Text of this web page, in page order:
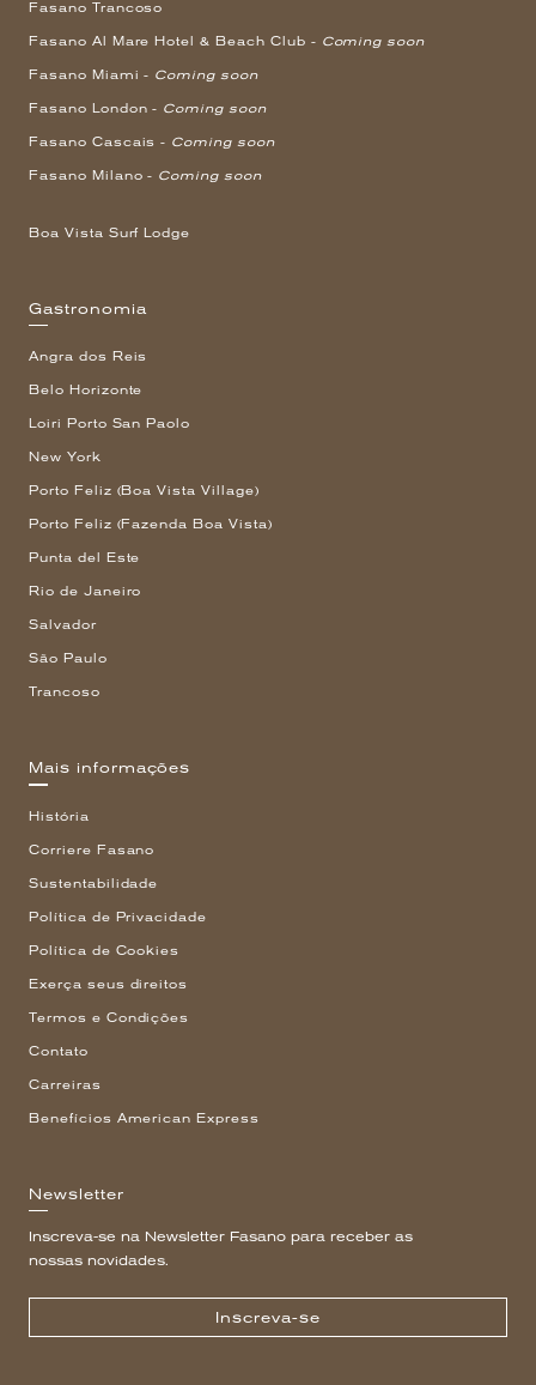
Fasano Trancoso
Fasano Al Mare Hotel & Beach Club - Coming soon
Fasano Miami - Coming soon
Fasano London - Coming soon
Fasano Cascais - Coming soon
Fasano Milano - Coming soon
Boa Vista Surf Lodge
Gastronomia
Angra dos Reis
Belo Horizonte
Loiri Porto San Paolo
New York
Porto Feliz (Boa Vista Village)
Porto Feliz (Fazenda Boa Vista)
Punta del Este
Rio de Janeiro
Salvador
São Paulo
Trancoso
Mais informações
História
Corriere Fasano
Sustentabilidade
Política de Privacidade
Política de Cookies
Exerça seus direitos
Termos e Condições
Contato
Carreiras
Benefícios American Express
Newsletter
Inscreva-se na Newsletter Fasano para receber as
nossas novidades.
Inscreva-se